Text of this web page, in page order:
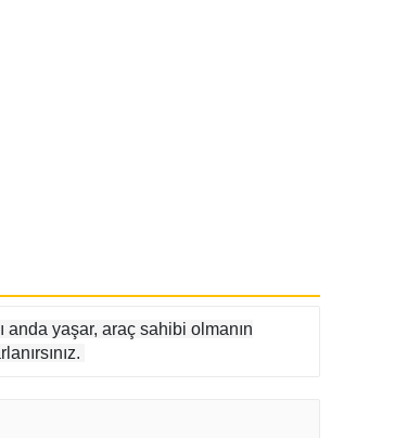
anda yaşar, araç sahibi olmanın